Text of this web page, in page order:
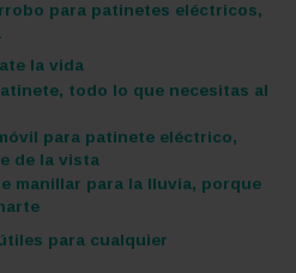
para patinetes eléctricos,
la vida
todo lo que necesitas al
para patinete eléctrico,
de la vista
manillar para la lluvia, porque
para cualquier